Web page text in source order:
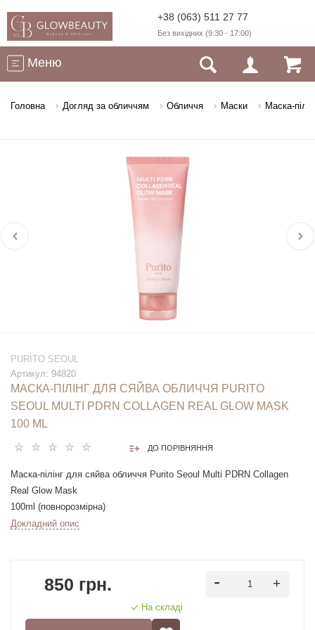
+38 (063) 511 27 77
Без вихідних (9:30 - 17:00)
Меню
Головна Догляд за обличчям Обличчя Маски Маска-
PURITO SEOUL
Артикул: 94820
МАСКА-ПІЛІНГ ДЛЯ СЯЙВА ОБЛИЧЧЯ PURITO
SEOUL MULTI PDRN COLLAGEN REAL GLOW MASK
100 ML
ДО ПОРІВНЯННЯ
Маска-пілінг для сяйва обличчя Purito Seoul Multi PDRN Collagen
Real Glow Mask
100ml (повнорозмірна)
Засіб лягає на обличчя тонким шаром, який після висихання
перетворюється на плівку, та створює ефект підтягнутої та
Докладний опис
850 грн.
На складі